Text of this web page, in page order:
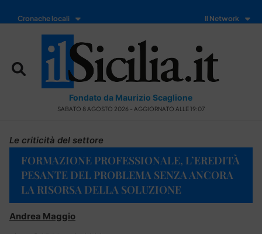
Cronache locali Il Network
Fondato da Maurizio Scaglione
SABATO 8 AGOSTO 2026 - AGGIORNATO ALLE 19:07
Le criticità del settore
FORMAZIONE PROFESSIONALE, L’EREDITÀ
PESANTE DEL PROBLEMA SENZA ANCORA
LA RISORSA DELLA SOLUZIONE
Andrea Maggio